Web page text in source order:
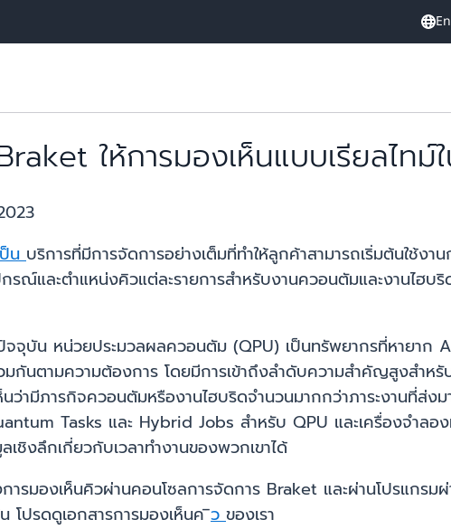
ให้การมองเห็นแบบเรียลไท
ป็นบริการที่มีการจัดการอย่างเต็มที่ทำให้ลูกค้าสามารถเริ่มต้นใช้
ณ์และตำแหน่งคิวแต่ละรายการสำหรับงานควอนตัมและงานไฮบริ
จจุบัน หน่วยประมวลผลควอนตัม (QPU) เป็นทรัพยากรที่หายาก
มกันตามความต้องการ โดยมีการเข้าถึงลำดับความสำคัญสูงสำ
นว่ามีภารกิจควอนตัมหรืองานไฮบริดจำนวนมากกว่าภาระงานที่ส่
Tasks และ Hybrid Jobs สำหรับ QPU และเครื่องจำลอ
เชิงลึกเกี่ยวกับเวลาทำงานของพวกเขาได้
ารมองเห็นคิวผ่านคอนโซลการจัดการ Braket และผ่านโปรแกรม
โปรดดูเอกสารการมองเห็นคิวของเรา